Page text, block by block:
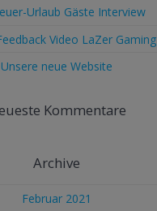
Urlaub Gäste Interview
Video LaZer Gaming
Unsere neue Website
Kommentare
Archive
Februar 2021